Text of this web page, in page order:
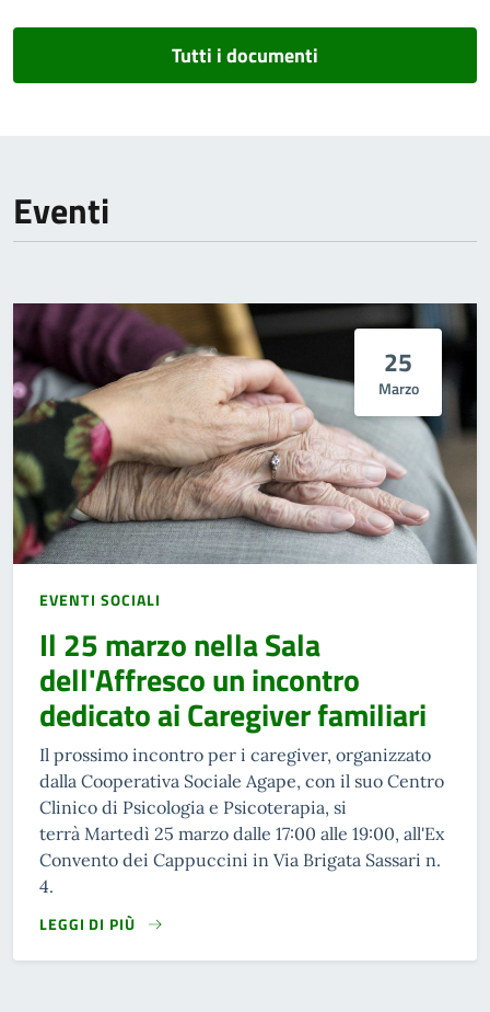
Tutti i documenti
Eventi
25
Marzo
EVENTI SOCIALI
Il 25 marzo nella Sala
dell'Affresco un incontro
dedicato ai Caregiver familiari
Il prossimo incontro per i caregiver, organizzato
dalla Cooperativa Sociale Agape, con il suo Centro
Clinico di Psicologia e Psicoterapia, si
terrà Martedì 25 marzo dalle 17:00 alle 19:00, all'Ex
Convento dei Cappuccini in Via Brigata Sassari n.
4.
LEGGI DI PIÙ